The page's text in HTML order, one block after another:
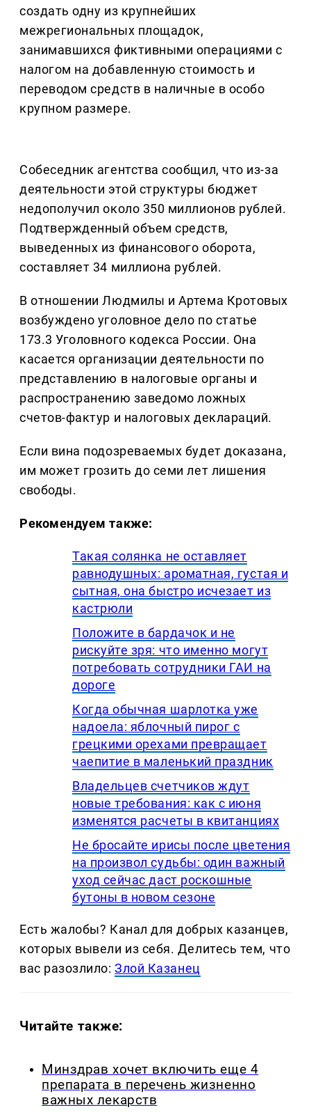
создать одну из крупнейших
межрегиональных площадок,
занимавшихся фиктивными операциями с
налогом на добавленную стоимость и
переводом средств в наличные в особо
крупном размере.
Собеседник агентства сообщил, что из-за
деятельности этой структуры бюджет
недополучил около 350 миллионов рублей.
Подтвержденный объем средств,
выведенных из финансового оборота,
составляет 34 миллиона рублей.
В отношении Людмилы и Артема Кротовых
возбуждено уголовное дело по статье
173.3 Уголовного кодекса России. Она
касается организации деятельности по
представлению в налоговые органы и
распространению заведомо ложных
счетов-фактур и налоговых деклараций.
Если вина подозреваемых будет доказана,
им может грозить до семи лет лишения
свободы.
Рекомендуем также:
Такая солянка не оставляет
равнодушных: ароматная, густая и
сытная, она быстро исчезает из
кастрюли
Положите в бардачок и не
рискуйте зря: что именно могут
потребовать сотрудники ГАИ на
дороге
Когда обычная шарлотка уже
надоела: яблочный пирог с
грецкими орехами превращает
чаепитие в маленький праздник
Владельцев счетчиков ждут
новые требования: как с июня
изменятся расчеты в квитанциях
Не бросайте ирисы после цветения
на произвол судьбы: один важный
уход сейчас даст роскошные
бутоны в новом сезоне
Есть жалобы? Канал для добрых казанцев,
которых вывели из себя. Делитеcь тем, что
вас разозлило:Злой Казанец
Читайте также:
Минздрав хочет включить еще 4
препарата в перечень жизненно
важных лекарств